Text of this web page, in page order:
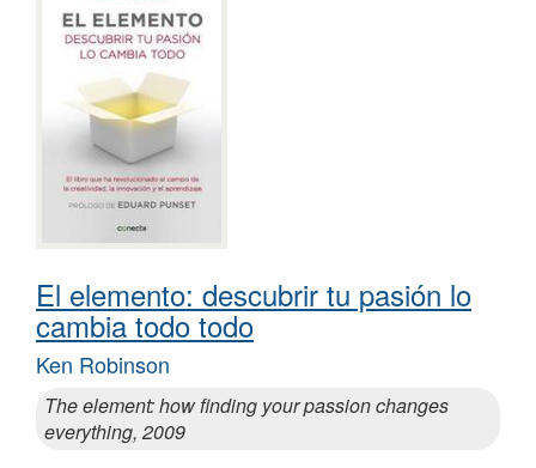
El elemento: descubrir tu pasión lo
cambia todo todo
Ken Robinson
The element: how finding your passion changes
everything, 2009